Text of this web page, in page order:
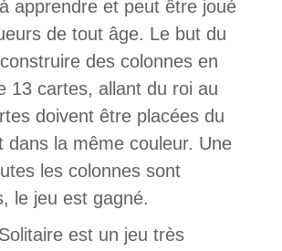
apprendre et peut être joué
de tout âge. Le but du
des colonnes en
13 cartes, allant du roi au
doivent être placées du
dans la même couleur. Une
les colonnes sont
le jeu est gagné.
est un jeu très